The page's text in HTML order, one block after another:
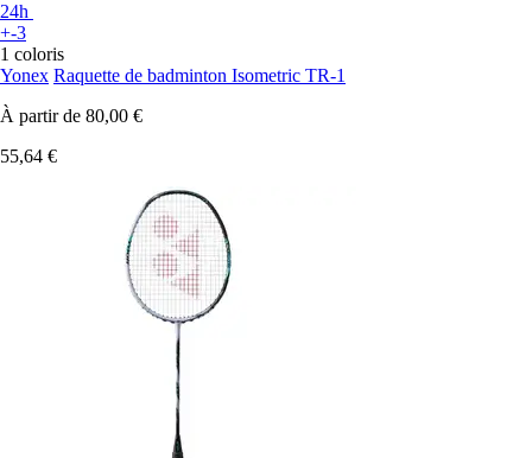
24h
+-3
1 coloris
Yonex Raquette de badminton Isometric TR-1
À partir de 80,00 €
55,64 €